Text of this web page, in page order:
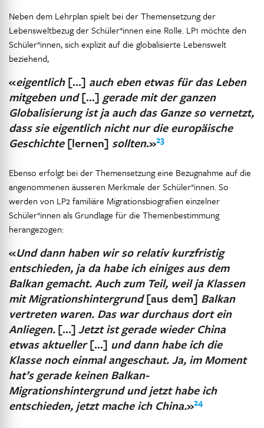
Neben dem Lehrplan spielt bei der Themensetzung der
Lebensweltbezug der Schüler*innen eine Rolle. LP1 möchte den
Schüler*innen, sich explizit auf die globalisierte Lebenswelt
beziehend,
«eigentlich[…] auch eben etwas für das Leben
mitgeben und[…] gerade mit der ganzen
Globalisierung ist ja auch das Ganze so vernetzt,
dass sie eigentlich nicht nur die europäische
Geschichte[lernen] sollten.»23
Ebenso erfolgt bei der Themensetzung eine Bezugnahme auf die
angenommenen äusseren Merkmale der Schüler*innen. So
werden von LP2 familiäre Migrationsbiografien einzelner
Schüler*innen als Grundlage für die Themenbestimmung
herangezogen:
«Und dann haben wir so relativ kurzfristig
entschieden, ja da habe ich einiges aus dem
Balkan gemacht. Auch zum Teil, weil ja Klassen
mit Migrationshintergrund[aus dem] Balkan
vertreten waren. Das war durchaus dort ein
Anliegen.[…]Jetzt ist gerade wieder China
etwas aktueller[…] und dann habe ich die
Klasse noch einmal angeschaut. Ja, im Moment
hat’s gerade keinen Balkan-
Migrationshintergrund und jetzt habe ich
entschieden, jetzt mache ich China.»24